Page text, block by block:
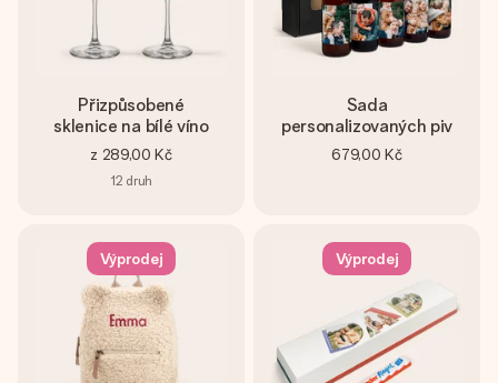
Přizpůsobené
sklenice na bílé víno
z 289,00 Kč
12 druh
Sada
personalizovaných piv
679,00 Kč
Výprodej Výprodej